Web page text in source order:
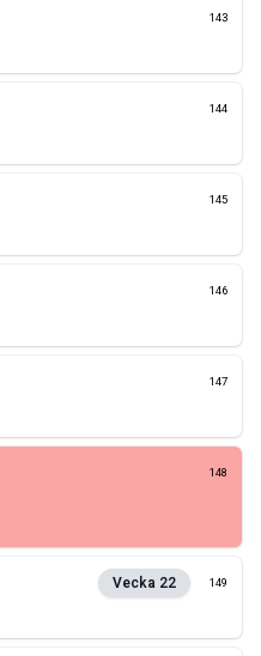
143
144
145
146
147
148
Vecka 22 149